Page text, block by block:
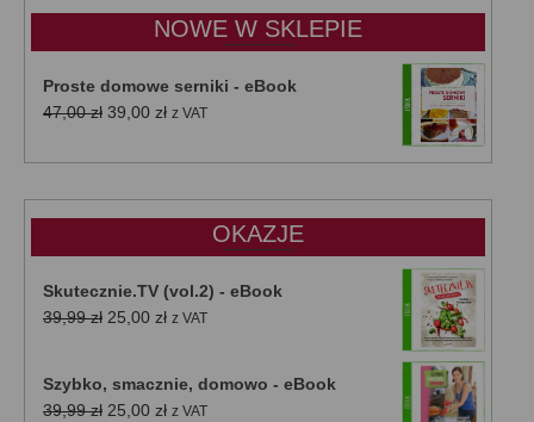
do
50,00 zł
NOWE W SKLEPIE
Proste domowe serniki - eBook
47,00zł Pierwotna
wynosiła:
39,00 złAktualna
wynosi:
z VAT
OKAZJE
Skutecznie.TV (vol.2) - eBook
39,99zł Pierwotna
39,99 zł.
25,00 złAktualna
25,00 zł.
z VAT
Szybko, smacznie, domowo - eBook
39,99zł Pierwotna
25,00 złAktualna
z VAT